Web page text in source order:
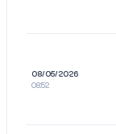
08/05/2026
08:52